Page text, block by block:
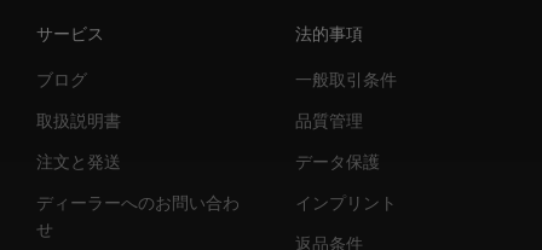
サービス
ブログ
取扱説明書
注文と発送
ディーラーへのお問い合わ
せ
法的事項
一般取引条件
品質管理
データ保護
インプリント
返品条件